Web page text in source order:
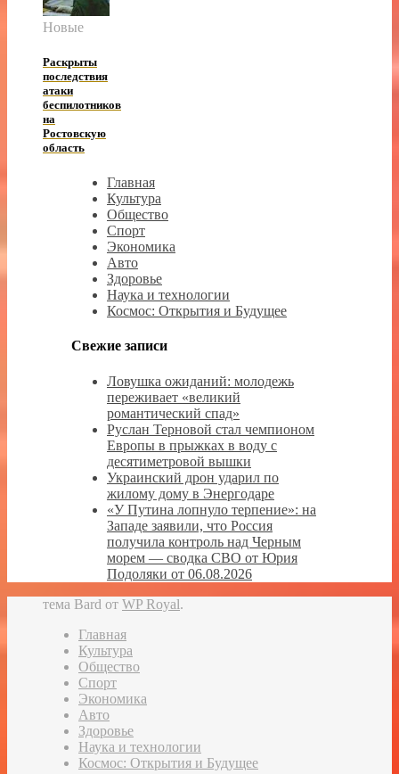
Новые
Раскрыты
последствия
атаки
беспилотников
на
Ростовскую
область
Главная
Культура
Общество
Спорт
Экономика
Авто
Здоровье
Наука и технологии
Космос: Открытия и Будущее
Свежие записи
Ловушка ожиданий: молодежь
переживает «великий
романтический спад»
Руслан Терновой стал чемпионом
Европы в прыжках в воду с
десятиметровой вышки
Украинский дрон ударил по
жилому дому в Энергодаре
«У Путина лопнуло терпение»: на
Западе заявили, что Россия
получила контроль над Черным
морем — сводка СВО от Юрия
Подоляки от 06.08.2026
тема Bard от WP Royal.
Главная
Культура
Общество
Спорт
Экономика
Авто
Здоровье
Наука и технологии
Космос: Открытия и Будущее